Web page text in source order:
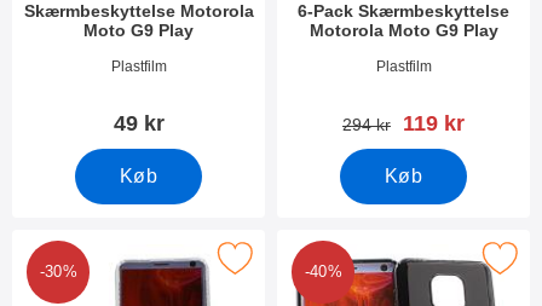
Skærmbeskyttelse Motorola
Moto G9 Play
Varenr 37601Plastfilm
49 kr
Køb
6-Pack Skærmbeskyttelse
Motorola Moto G9 Play
Varenr 37600Plastfilm
pris
294 kr pris
119 kr
Køb
-30%
ultra Thin TPU Cover Motorola Moto G9 Play som favorit
-40%
Marker tPU Mobilcover Motorola